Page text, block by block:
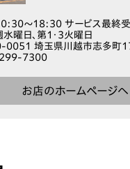
～18:30 サービス最終
水曜日、第1・3火曜日
0051 埼玉県川越市志多町
299-7300
お店のホームページへ